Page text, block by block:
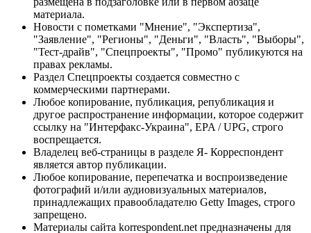
материала.
Новости с пометками "Мнение", "Экспертиза",
"Заявление", "Регионы", "Деньги", "Власть", "Выборы",
"Тест-драйв", "Спецпроекты", "Промо" публикуются на
правах рекламы.
Раздел Спецпроекты создается совместно с
коммерческими партнерами.
Любое копирование, публикация, републикация и
другое распространение информации, которое содержит
ссылку на "Интерфакс-Украина", EPA / UPG, строго
воспрещается.
Владелец веб-страницы в разделе Я- Корреспондент
является автор публикации.
Любое копирование, перепечатка и воспроизведение
фотографий и/или аудиовизуальных материалов,
принадлежащих правообладателю Getty Images, строго
запрещено.
Материалы сайта korrespondent.net предназначены для